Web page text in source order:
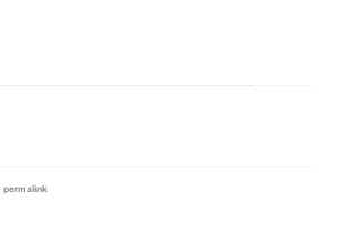
permalink